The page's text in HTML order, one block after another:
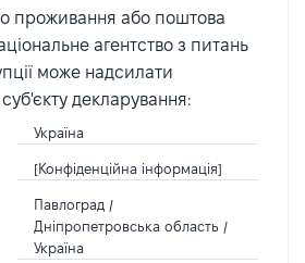
проживання або поштова
агентство з питань
може надсилати
декларування:
Україна
[Конфіденційна інформація]
Павлоград /
Дніпропетровська область /
Україна